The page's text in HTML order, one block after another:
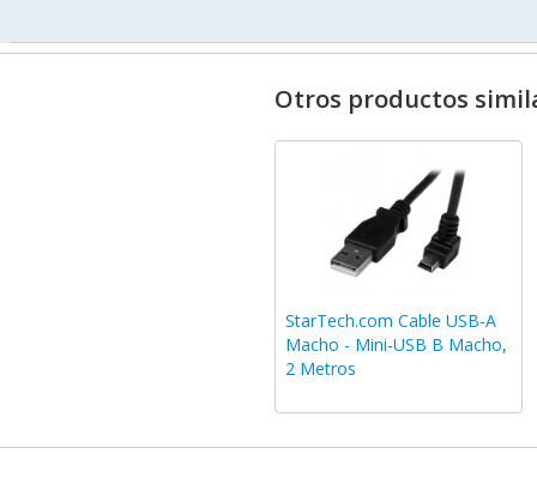
Otros productos
StarTech.com Cable USB-A
Macho - Mini-USB B Macho,
2 Metros